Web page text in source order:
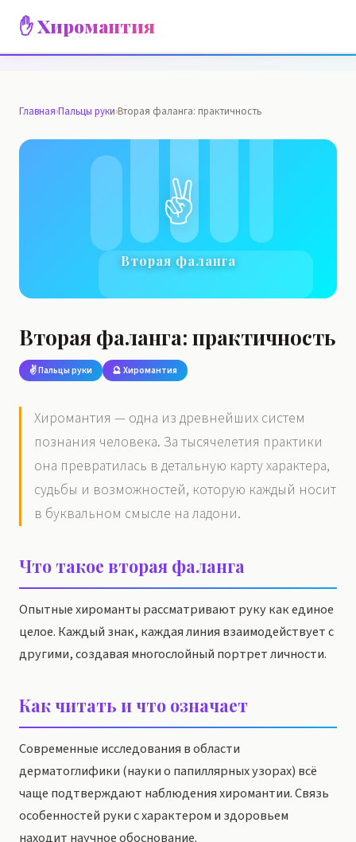
✋ Хиромантия
Главная›Пальцы руки›Вторая фаланга: практичность
✌️
Вторая фаланга
Вторая фаланга: практичность
✌️ Пальцы руки 🔮 Хиромантия
Хиромантия — одна из древнейших систем
познания человека. За тысячелетия практики
она превратилась в детальную карту характера,
судьбы и возможностей, которую каждый носит
в буквальном смысле на ладони.
Что такое вторая фаланга
Опытные хироманты рассматривают руку как единое
целое. Каждый знак, каждая линия взаимодействует с
другими, создавая многослойный портрет личности.
Как читать и что означает
Современные исследования в области
дерматоглифики (науки о папиллярных узорах) всё
чаще подтверждают наблюдения хиромантии. Связь
особенностей руки с характером и здоровьем
находит научное обоснование.